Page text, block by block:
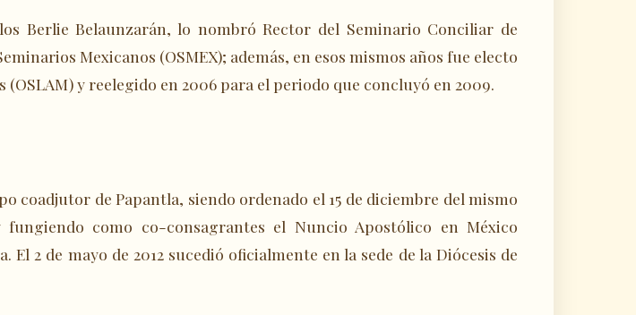
Berlie Belaunzarán, lo nombró Rector del Seminario Conciliar de
Mexicanos (OSMEX); además, en esos mismos años fue electo
y reelegido en 2006 para el periodo que concluyó en 2009.
coadjutor de Papantla, siendo ordenado el 15 de diciembre del mismo
como co-consagrantes el Nuncio Apostólico en México
2 de mayo de 2012 sucedió oficialmente en la sede de la Diócesis de